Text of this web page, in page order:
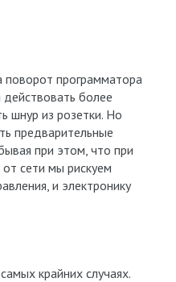
поворот программатора
действовать более
шнур из розетки. Но
предварительные
при этом, что при
сети мы рискуем
и электронику
крайних случаях.